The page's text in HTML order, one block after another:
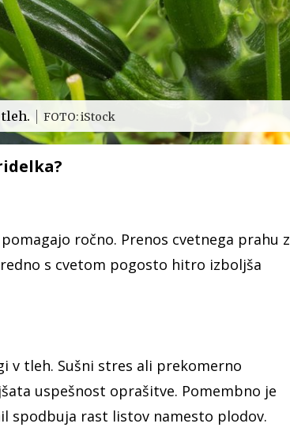
FOTO: iStock
ročno. Prenos cvetnega prahu z
s cvetom pogosto hitro izboljša
v tleh. Sušni stres ali prekomerno
uspešnost oprašitve. Pomembno je
spodbuja rast listov namesto plodov.